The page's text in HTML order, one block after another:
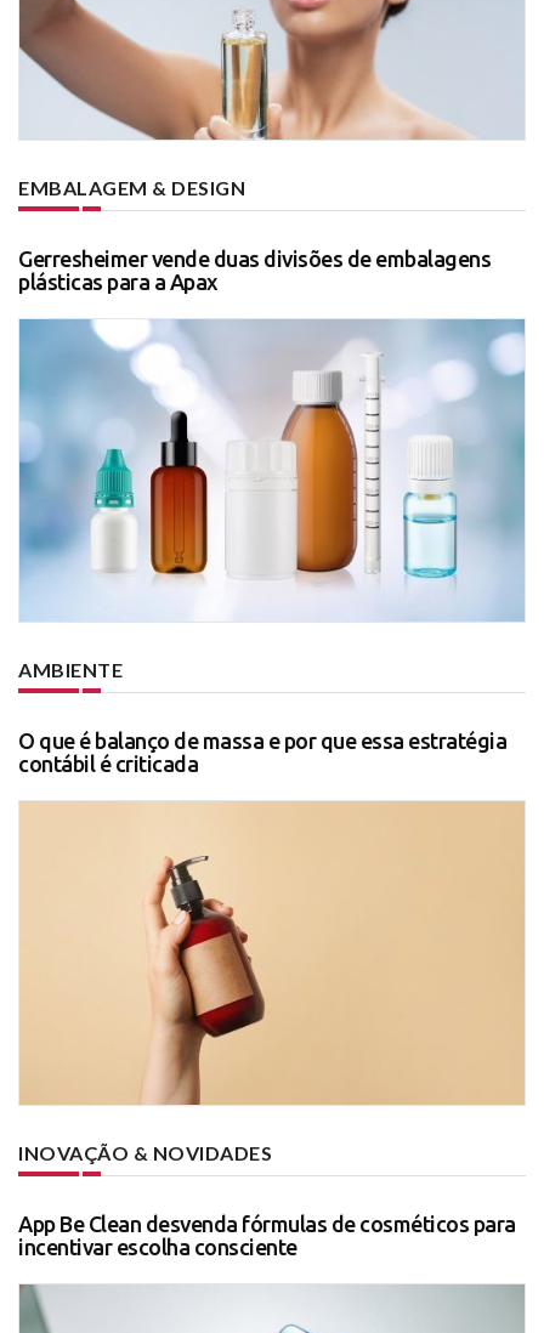
EMBALAGEM & DESIGN
Gerresheimer vende duas divisões de embalagens
plásticas para a Apax
AMBIENTE
O que é balanço de massa e por que essa estratégia
contábil é criticada
INOVAÇÃO & NOVIDADES
App Be Clean desvenda fórmulas de cosméticos para
incentivar escolha consciente